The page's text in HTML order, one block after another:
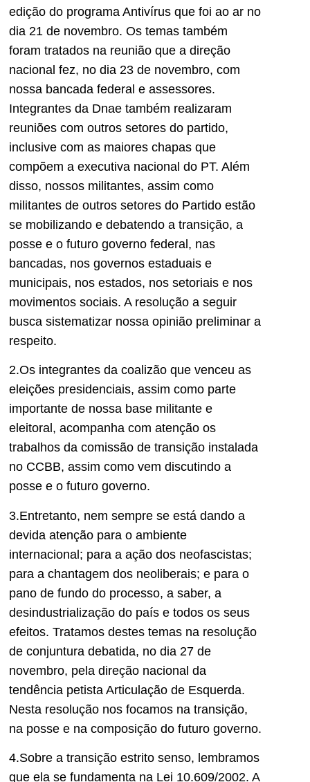
edição do programa Antivírus que foi ao ar no
dia 21 de novembro. Os temas também
foram tratados na reunião que a direção
nacional fez, no dia 23 de novembro, com
nossa bancada federal e assessores.
Integrantes da Dnae também realizaram
reuniões com outros setores do partido,
inclusive com as maiores chapas que
compõem a executiva nacional do PT. Além
disso, nossos militantes, assim como
militantes de outros setores do Partido estão
se mobilizando e debatendo a transição, a
posse e o futuro governo federal, nas
bancadas, nos governos estaduais e
municipais, nos estados, nos setoriais e nos
movimentos sociais. A resolução a seguir
busca sistematizar nossa opinião preliminar a
respeito.
2.Os integrantes da coalizão que venceu as
eleições presidenciais, assim como parte
importante de nossa base militante e
eleitoral, acompanha com atenção os
trabalhos da comissão de transição instalada
no CCBB, assim como vem discutindo a
posse e o futuro governo.
3.Entretanto, nem sempre se está dando a
devida atenção para o ambiente
internacional; para a ação dos neofascistas;
para a chantagem dos neoliberais; e para o
pano de fundo do processo, a saber, a
desindustrialização do país e todos os seus
efeitos. Tratamos destes temas na resolução
de conjuntura debatida, no dia 27 de
novembro, pela direção nacional da
tendência petista Articulação de Esquerda.
Nesta resolução nos focamos na transição,
na posse e na composição do futuro governo.
4.Sobre a transição estrito senso, lembramos
que ela se fundamenta na Lei 10.609/2002. A